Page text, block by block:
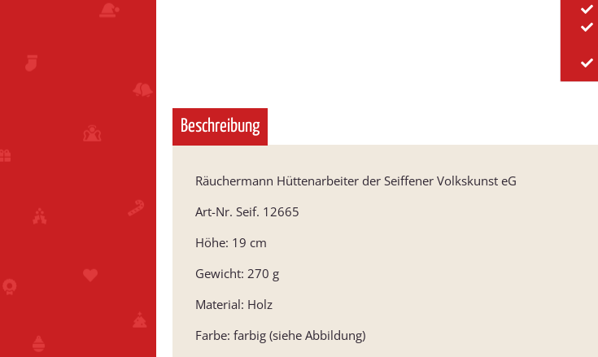
Beschreibung
Räuchermann Hüttenarbeiter der Seiffener Volkskunst eG
Art-Nr. Seif. 12665
Höhe: 19 cm
Gewicht: 270 g
Material: Holz
Farbe: farbig (siehe Abbildung)